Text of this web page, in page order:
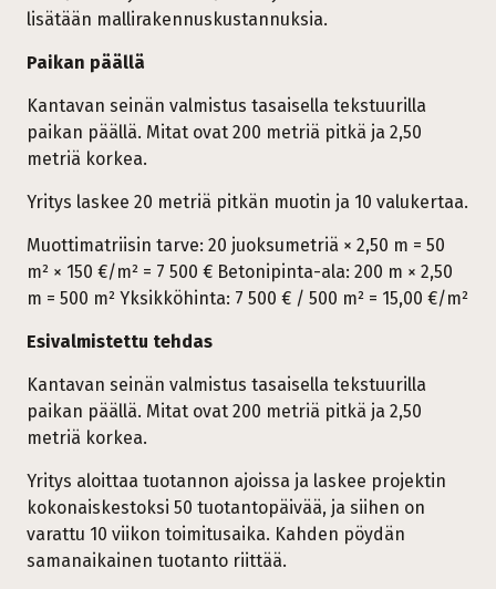
lisätään mallirakennuskustannuksia.
Paikan päällä
Kantavan seinän valmistus tasaisella tekstuurilla
paikan päällä. Mitat ovat 200 metriä pitkä ja 2,50
metriä korkea.
Yritys laskee 20 metriä pitkän muotin ja 10 valukertaa.
Muottimatriisin tarve: 20 juoksumetriä × 2,50 m = 50
m² × 150 €/m² = 7 500 € Betonipinta-ala: 200 m × 2,50
m = 500 m² Yksikköhinta: 7 500 € / 500 m² = 15,00 €/m²
Esivalmistettu tehdas
Kantavan seinän valmistus tasaisella tekstuurilla
paikan päällä. Mitat ovat 200 metriä pitkä ja 2,50
metriä korkea.
Yritys aloittaa tuotannon ajoissa ja laskee projektin
kokonaiskestoksi 50 tuotantopäivää, ja siihen on
varattu 10 viikon toimitusaika. Kahden pöydän
samanaikainen tuotanto riittää.